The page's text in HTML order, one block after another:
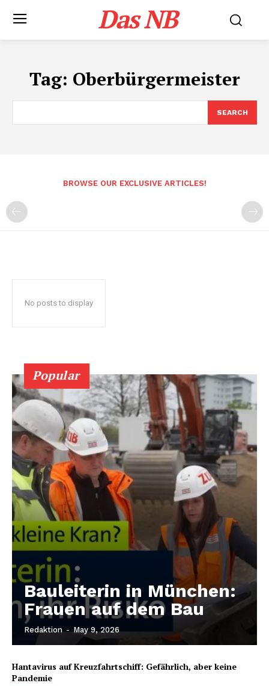
Das NB
Tag: Oberbürgermeister
SEARCH
BROWSE OUR EXCLUSIVE ARTICLES!
No posts to display
Popular
Bauleiterin in München:
Frauen auf dem Bau
Redaktion - May 9, 2026
Hantavirus auf Kreuzfahrtschiff: Gefährlich, aber keine
Pandemie